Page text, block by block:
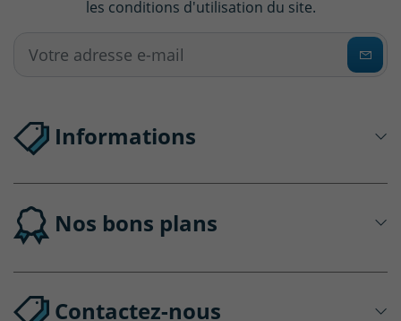
les conditions d'utilisation du site.
Informations
Nos bons plans
Contactez-nous